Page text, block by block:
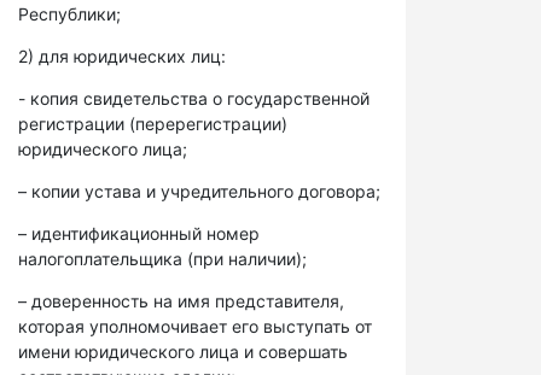
Республики;
2) для юридических лиц:
- копия свидетельства о государственной
регистрации (перерегистрации)
юридического лица;
– копии устава и учредительного договора;
– идентификационный номер
налогоплательщика (при наличии);
– доверенность на имя представителя,
которая уполномочивает его выступать от
имени юридического лица и совершать